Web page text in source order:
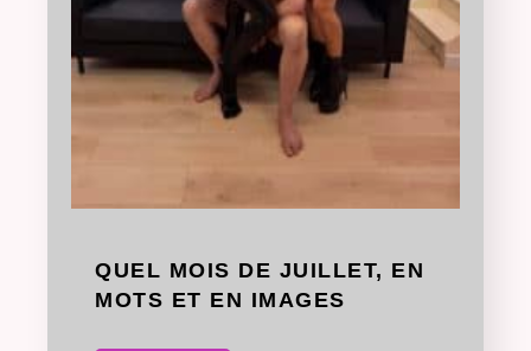
QUEL MOIS DE JUILLET, EN
MOTS ET EN IMAGES